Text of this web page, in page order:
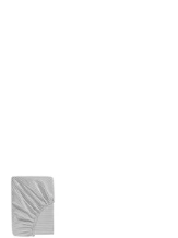
Total de